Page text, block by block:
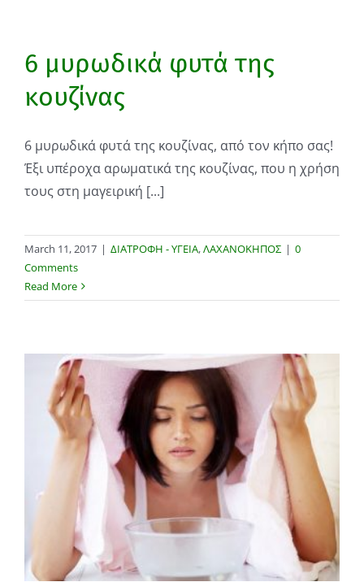
6 μυρωδικά φυτά της
κουζίνας
6 μυρωδικά φυτά της κουζίνας, από τον κήπο σας!
Έξι υπέροχα αρωματικά της κουζίνας, που η χρήση
τους στη μαγειρική [...]
March 11, 2017 | ΔΙΑΤΡΟΦΗ - ΥΓΕΙΑ,ΛΑΧΑΝΟΚΗΠΟΣ | 0
Comments
Read More